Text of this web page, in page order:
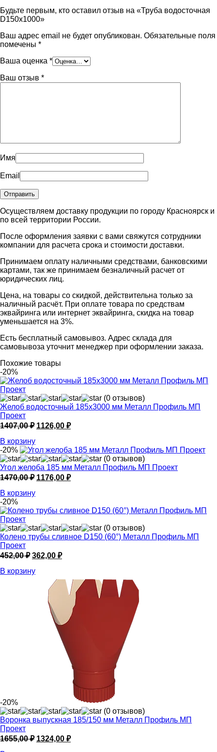
Будьте первым, кто оставил отзыв на «Труба водосточная
D150х1000»
Ваш адрес email не будет опубликован. Обязательные поля
помечены *
Ваша оценка *
Ваш отзыв *
Имя
Email
Осуществляем доставку продукции по городу Красноярск и
по всей территории России.
После оформления заявки с вами свяжутся сотрудники
компании для расчета срока и стоимости доставки.
Принимаем оплату наличными средствами, банковскими
картами, так же принимаем безналичный расчет от
юридических лиц.
Цена, на товары со скидкой, действительна только за
наличный расчёт. При оплате товара по средствам
эквайринга или интернет эквайринга, скидка на товар
уменьшается на 3%.
Есть бесплатный самовывоз. Адрес склада для
самовывоза уточнит менеджер при оформлении заказа.
Похожие товары
-20%
(0 отзывов)
Желоб водосточный 185х3000 мм Металл Профиль МП
Проект
1407,00₽ Первоначальная
1407,00 ₽.
1126,00 ₽Текущая
В корзину
-20%
(0 отзывов)
Угол желоба 185 мм Металл Профиль МП Проект
1470,00₽ Первоначальная
1176,00 ₽Текущая
В корзину
-20%
(0 отзывов)
Колено трубы сливное D150 (60°) Металл Профиль МП
Проект
452,00₽ Первоначальная
составляла
452,00 ₽.
362,00 ₽Текущая
В корзину
-20%
(0 отзывов)
Воронка выпускная 185/150 мм Металл Профиль МП
Проект
1655,00₽ Первоначальная
1324,00 ₽Текущая